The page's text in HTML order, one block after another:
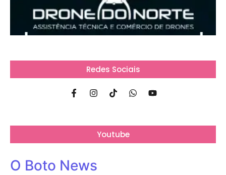
Redes Sociais
Youtube
O Boto News